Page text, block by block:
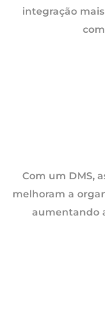
integração
Com um DMS,
melhoram a
aumentando